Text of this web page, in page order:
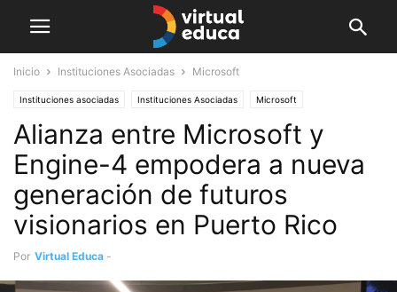
Inicio Instituciones Asociadas Microsoft
Instituciones asociadas Instituciones Asociadas Microsoft
Alianza entre Microsoft y
Engine-4 empodera a nueva
generación de futuros
visionarios en Puerto Rico
Por Virtual Educa -